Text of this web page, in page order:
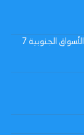
النشرة اليومية لأسعار الذهب في الأسواق الجنوبية 7